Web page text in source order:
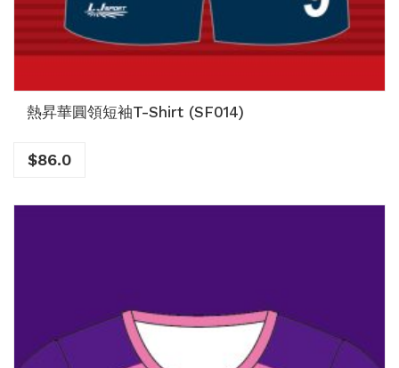
熱昇華圓領短袖T-Shirt (SF014)
$86.0